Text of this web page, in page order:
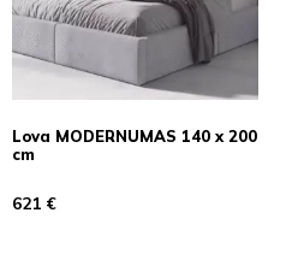
Lova MODERNUMAS 140 x 200
cm
621 €